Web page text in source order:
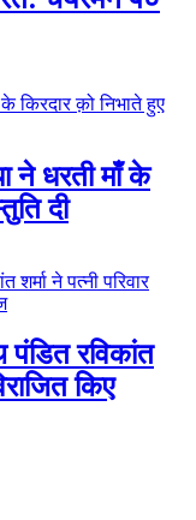
ने धरती माँ के
दी
रविकांत
किए